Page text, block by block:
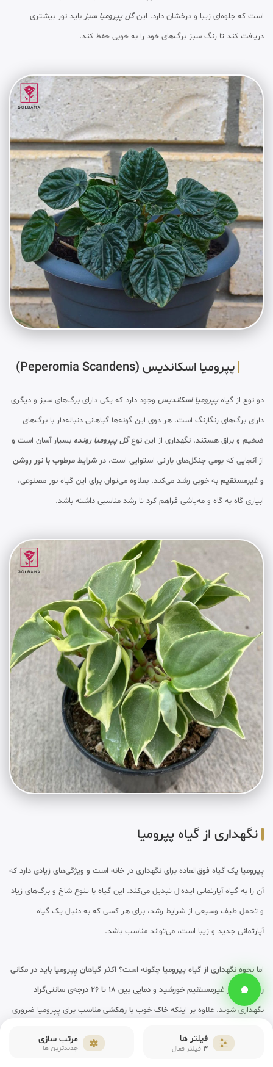
فیلتر ها
3 فیلتر فعال
مرتب سازی
جدیدترین ها
است که جلوه‌ای زیبا و درخشان دارد. اینگل پپرومیا سبز باید نور بیشتری
دریافت کند تا رنگ سبز برگ‌های خود را به خوبی حفظ کند.
پپرومیا اسکاندیس (Peperomia Scandens)
دو نوع از گیاهپپرومیا اسکاندیس وجود دارد که یکی دارای برگ‌های سبز و دیگری
دارای برگ‌های رنگارنگ است. هر دوی این گونه‌ها گیاهانی دنباله‌دار با برگ‌های
ضخیم و براق هستند. نگهداری از این نوعگل پپرومیا رونده بسیار آسان است و
از آنجایی که بومی جنگل‌های بارانی استوایی است، در شرایط مرطوب با نور روشن
و غیرمستقیم به خوبی رشد می‌کند. بعلاوه می‌توان برای این گیاه نور مصنوعی،
ابیاری گاه به گاه و مه‌پاشی فراهم کرد تا رشد مناسبی داشته باشد.
نگهداری از گیاه پپرومیا
پِپرومیا یک گیاه فوق‌العاده برای نگهداری در خانه است و ویژگی‌های زیادی دارد که
آن را به گیاه آپارتمانی ایده‌ال تبدیل می‌کند. این گیاه با تنوع شاخ و برگ‌های زیاد
و تحمل طیف وسیعی از شرایط رشد، برای هر کسی که به دنبال یک گیاه
آپارتمانی جدید و زیبا است، می‌تواند مناسب باشد.
اما نحوه نگهداری از گیاه پپرومیا چگونه است؟ اکثر گیاهان پِپرومیا باید در مکانی
روشن با نور غیرمستقیم خورشید و دمایی بین 18 تا 26 درجه‌ی سانتی‌گراد
نگهداری شوند. علاوه بر اینکه خاک خوب با زهکشی مناسب برای پِپرومیا ضروری
پپرومیا نیز در فصل رشد ماهی یکبار کافی است. در ادامه بیشتر در خصوص